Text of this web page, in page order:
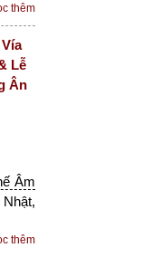
thêm
Lễ
Ân
Âm
thêm